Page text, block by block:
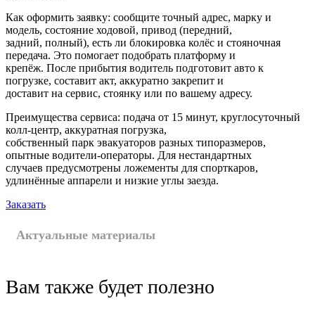
Как оформить заявку: сообщите точный адрес, марку и
модель, состояние ходовой, привод (передний,
задний, полный), есть ли блокировка колёс и стояночная
передача. Это помогает подобрать платформу и
крепёж. После прибытия водитель подготовит авто к
погрузке, составит акт, аккуратно закрепит и
доставит на сервис, стоянку или по вашему адресу.
Преимущества сервиса: подача от 15 минут, круглосуточный
колл‑центр, аккуратная погрузка,
собственный парк эвакуаторов разных типоразмеров,
опытные водители-операторы. Для нестандартных
случаев предусмотрены ложементы для спорткаров,
удлинённые аппарели и низкие углы заезда.
Заказать
Актуальные материалы
Вам также будет полезно